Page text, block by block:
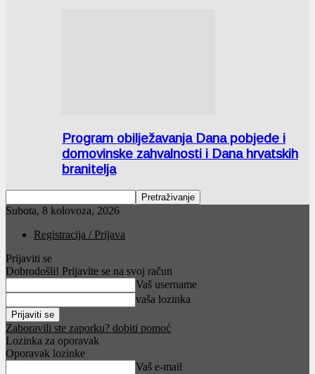
Program obilježavanja Dana pobjede i
domovinske zahvalnosti i Dana hrvatskih
branitelja
Subota, 8 kolovoza, 2026
Registracija / Prijava
Prijaviti se
Dobrodošli! Prijavite se na svoj račun
Vaš username
vaša lozinka
Zaboravili ste zaporku? dobiti pomoć
Lozinka za oporavak
Oporavak lozinke
Vaš e-mail